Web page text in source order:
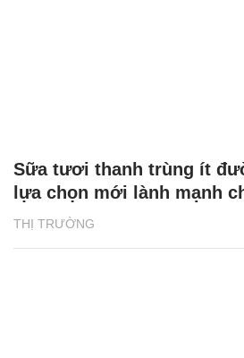
THỊ TRƯỜNG
Sữa tươi thanh trùng ít
lựa chọn mới lành mạnh